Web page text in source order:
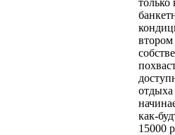
только
втором
как-
15000